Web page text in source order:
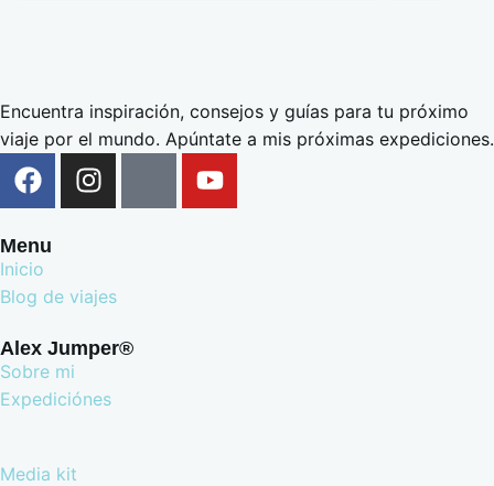
Encuentra inspiración, consejos y guías para tu próximo
viaje por el mundo. Apúntate a mis próximas expediciones.
Menu
Inicio
Blog de viajes
Alex Jumper®
Sobre mi
Expediciónes
Media kit